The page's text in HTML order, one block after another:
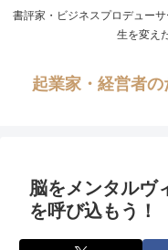
書評家・ビジネスプロデュー
生を変え
起業家・経営者の
脳をメンタルヴ
を呼び込もう！